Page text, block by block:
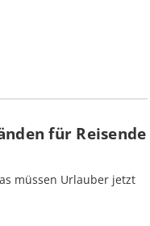
für Reisende
müssen Urlauber jetzt